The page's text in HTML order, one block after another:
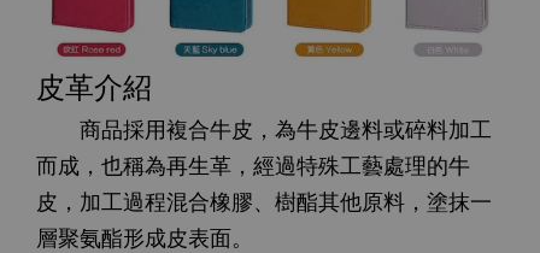
皮革介紹
商品採用複合牛皮，為牛皮邊料或碎料加工
而成，也稱為再生革，經過特殊工藝處理的牛
皮，加工過程混合橡膠、樹酯其他原料，塗抹一
層聚氨酯形成皮表面。